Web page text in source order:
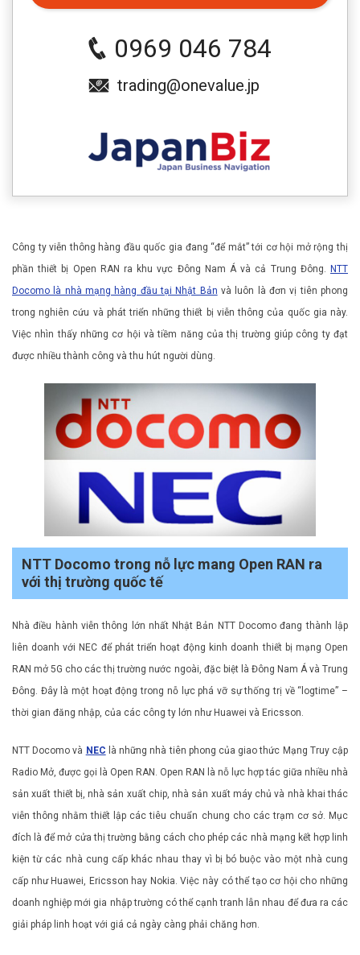
0969 046 784
trading@onevalue.jp
Công ty viễn thông hàng đầu quốc gia đang “để mắt” tới cơ hội mở rộng thị
phần thiết bị Open RAN ra khu vực Đông Nam Á và cả Trung Đông. NTT
Docomo là nhà mạng hàng đầu tại Nhật Bản và luôn là đơn vị tiên phong
trong nghiên cứu và phát triển những thiết bị viễn thông của quốc gia này.
Việc nhìn thấy những cơ hội và tiềm năng của thị trường giúp công ty đạt
được nhiều thành công và thu hút người dùng.
NTT Docomo trong nỗ lực mang Open RAN ra
với thị trường quốc tế
Nhà điều hành viễn thông lớn nhất Nhật Bản NTT Docomo đang thành lập
liên doanh với NEC để phát triển hoạt động kinh doanh thiết bị mạng Open
RAN mở 5G cho các thị trường nước ngoài, đặc biệt là Đông Nam Á và Trung
Đông. Đây là một hoạt động trong nỗ lực phá vỡ sự thống trị về “logtime” –
thời gian đăng nhập, của các công ty lớn như Huawei và Ericsson.
NTT Docomo và NEC là những nhà tiên phong của giao thức Mạng Truy cập
Radio Mở, được gọi là Open RAN. Open RAN là nỗ lực hợp tác giữa nhiều nhà
sản xuất thiết bị, nhà sản xuất chip, nhà sản xuất máy chủ và nhà khai thác
viễn thông nhằm thiết lập các tiêu chuẩn chung cho các trạm cơ sở. Mục
đích là để mở cửa thị trường bằng cách cho phép các nhà mạng kết hợp linh
kiện từ các nhà cung cấp khác nhau thay vì bị bó buộc vào một nhà cung
cấp như Huawei, Ericsson hay Nokia. Việc này có thể tạo cơ hội cho những
doanh nghiệp mới gia nhập trường có thể cạnh tranh lẫn nhau để đưa ra các
giải pháp linh hoạt với giá cả ngày càng phải chăng hơn.